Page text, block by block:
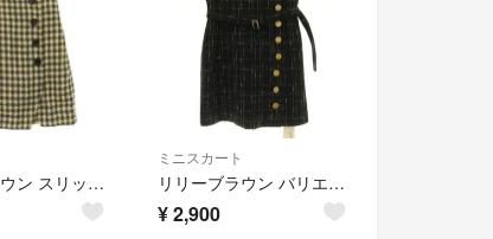
リリーブラウン スリットスカショーパン 台形スカート チェックツイード 0
ミニスカート
リリーブラウン バリエーションミニスカート チェック ツイード 台形 ベルト付
¥2,900